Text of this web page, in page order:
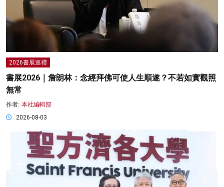
2026書展巡禮
書展2026｜詹朗林：念經拜佛可使人生順遂？不若如實觀照
無常
作者: 本社編輯部
2026-08-03